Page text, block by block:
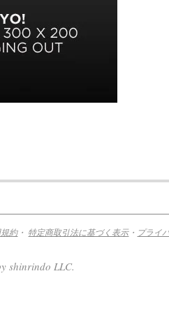
規約・ 特定商取引法に基づく表示・ プライ
shinrindo LLC.